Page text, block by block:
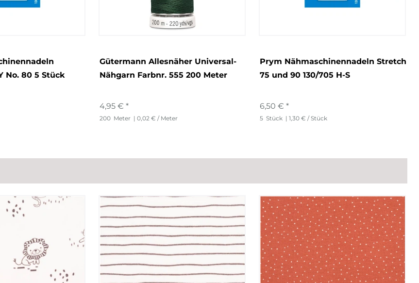
No. 80 5 Stück
Gütermann Allesnäher Universal-
Nähgarn Farbnr. 555 200 Meter
4,95 € *
200 Meter | 0,02 € / Meter
Prym Nähmaschinennadeln Stretch
75 und 90 130/705 H-S
6,50 € *
5 Stück | 1,30 € / Stück